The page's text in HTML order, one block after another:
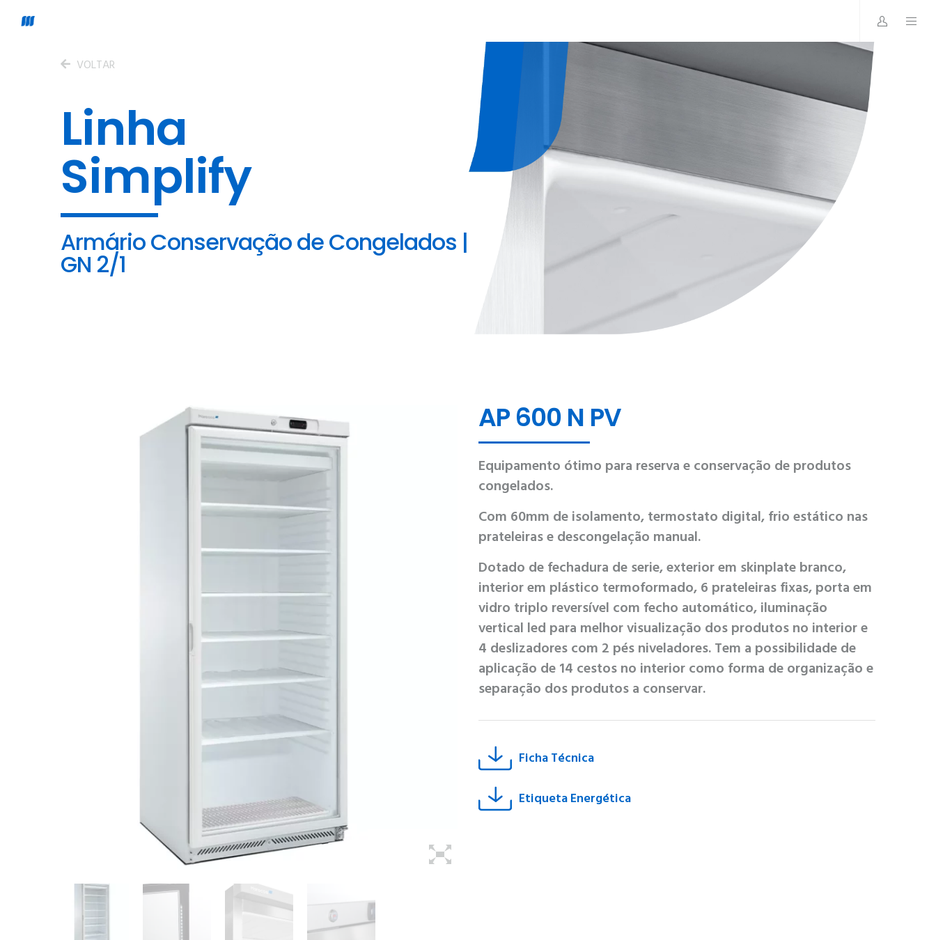
VOLTAR
Linha
Simplify
Armário Conservação de Congelados |
GN 2/1
AP 600 N PV
Equipamento ótimo para reserva e conservação de produtos
congelados.
Com 60mm de isolamento, termostato digital, frio estático nas
prateleiras e descongelação manual.
Dotado de fechadura de serie, exterior em skinplate branco,
interior em plástico termoformado, 6 prateleiras fixas, porta em
vidro triplo reversível com fecho automático, iluminação
vertical led para melhor visualização dos produtos no interior e
4 deslizadores com 2 pés niveladores. Tem a possibilidade de
aplicação de 14 cestos no interior como forma de organização e
separação dos produtos a conservar.
Ficha Técnica
Etiqueta Energética